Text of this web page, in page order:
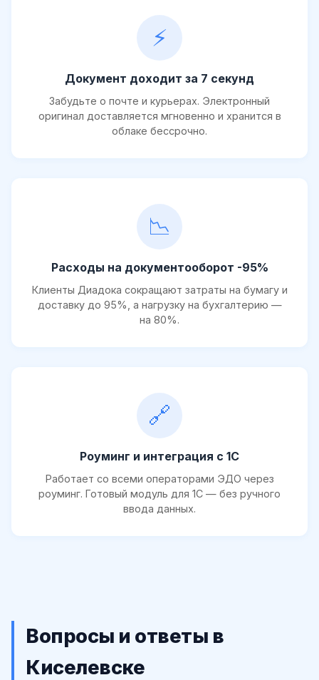
⚡
Документ доходит за 7 секунд
Забудьте о почте и курьерах. Электронный
оригинал доставляется мгновенно и хранится в
облаке бессрочно.
📉
Расходы на документооборот -95%
Клиенты Диадока сокращают затраты на бумагу и
доставку до 95%, а нагрузку на бухгалтерию —
на 80%.
🔗
Роуминг и интеграция с 1С
Работает со всеми операторами ЭДО через
роуминг. Готовый модуль для 1С — без ручного
ввода данных.
Вопросы и ответы в
Киселевске